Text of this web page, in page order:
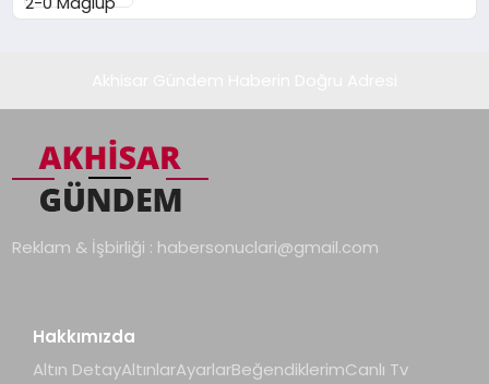
Reklam & İşbirliği : habersonuclari@gmail.com
Hakkımızda
Altın DetayAltınlarAyarlarBeğendiklerimCanlı Tv